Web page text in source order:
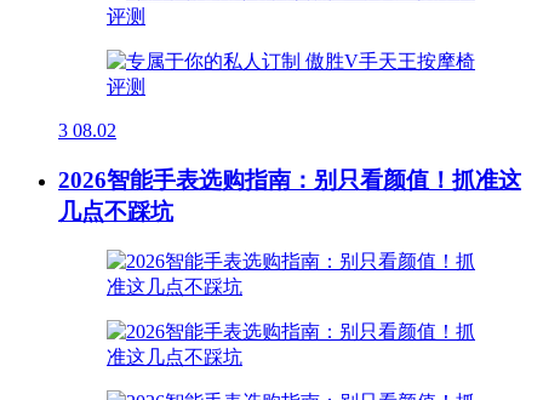
3 08.02
2026智能手表选购指南：别只看颜值！抓准这
几点不踩坑